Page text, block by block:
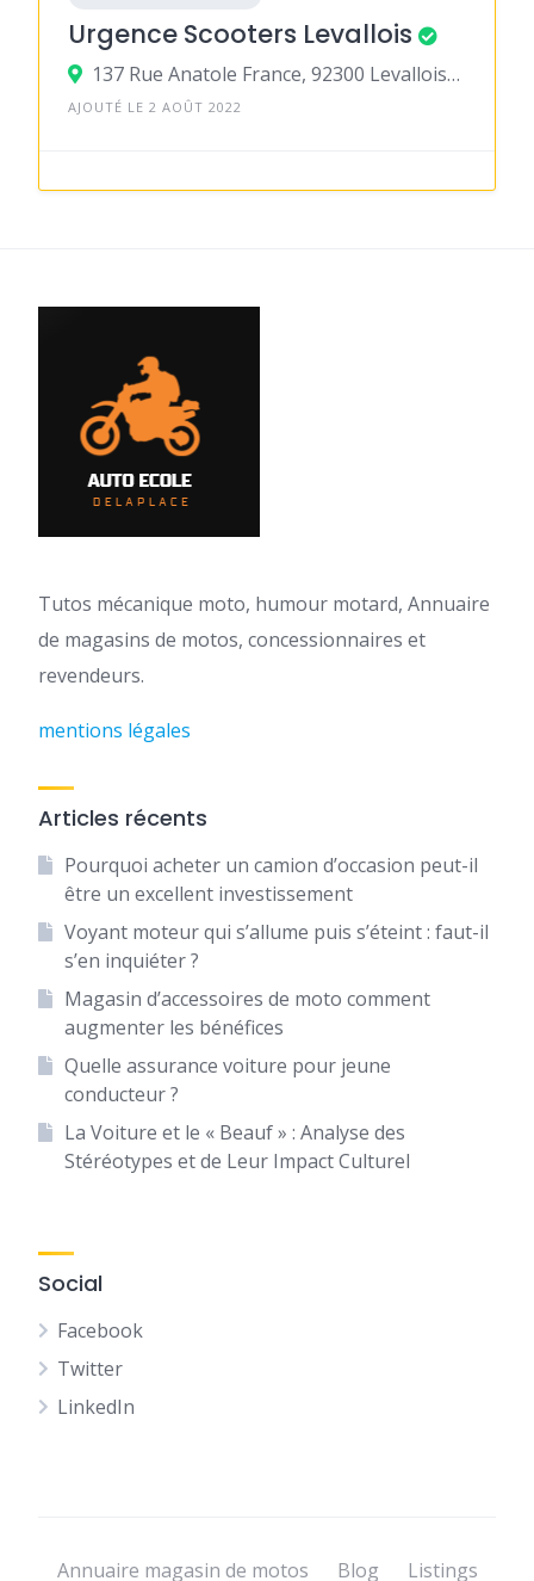
Urgence Scooters Levallois
137 Rue Anatole France, 92300 Levallois-Perret
AJOUTÉ LE 2 AOÛT 2022
Tutos mécanique moto, humour motard, Annuaire
de magasins de motos, concessionnaires et
revendeurs.
mentions légales
Articles récents
Pourquoi acheter un camion d’occasion peut-il
être un excellent investissement
Voyant moteur qui s’allume puis s’éteint : faut-il
s’en inquiéter ?
Magasin d’accessoires de moto comment
augmenter les bénéfices
Quelle assurance voiture pour jeune
conducteur ?
La Voiture et le « Beauf » : Analyse des
Stéréotypes et de Leur Impact Culturel
Social
Facebook
Twitter
LinkedIn
Annuaire magasin de motos Blog Listings